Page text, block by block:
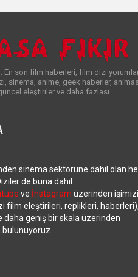
En son film haberleri, film dizi
sinema, anime, geek haberler,
eleştiriler ve daha fazlası.
sinema sektörüne dahil olan
de buna dahil.
ve İnstagram üzerinden işimizi
film eleştirileri, replikleri, haberleri),
daha geniş bir skala üzerinden
bulunuyoruz.